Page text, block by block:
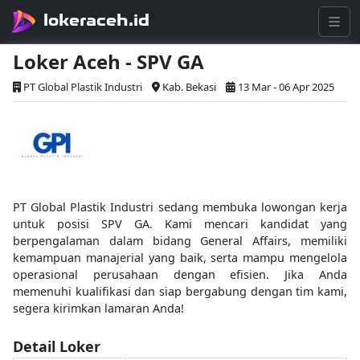
lokeraceh.id
Loker Aceh - SPV GA
PT Global Plastik Industri Kab. Bekasi 13 Mar - 06 Apr 2025
PT Global Plastik Industri sedang membuka lowongan kerja
untuk posisi SPV GA. Kami mencari kandidat yang
berpengalaman dalam bidang General Affairs, memiliki
kemampuan manajerial yang baik, serta mampu mengelola
operasional perusahaan dengan efisien. Jika Anda
memenuhi kualifikasi dan siap bergabung dengan tim kami,
segera kirimkan lamaran Anda!
Detail Loker